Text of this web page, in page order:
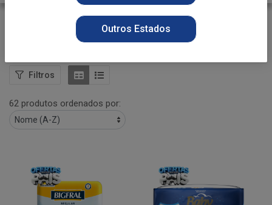
HIGIENE PESSOAL FRALDAS
Filtros
62 produtos ordenados por:
Outros Estados